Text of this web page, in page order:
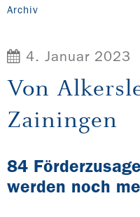
Archiv
4. Januar 2023
Von
Zainingen
84
werden noch